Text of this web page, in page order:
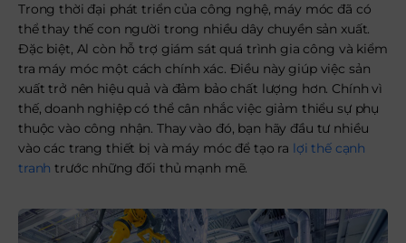
Trong thời đại phát triển của công nghệ, máy móc đã có
thể thay thế con người trong nhiều dây chuyền sản xuất.
Đặc biệt, Al còn hỗ trợ giám sát quá trình gia công và kiểm
tra máy móc một cách chính xác. Điều này giúp việc sản
xuất trở nên hiệu quả và đảm bảo chất lượng hơn. Chính vì
thế, doanh nghiệp có thể cân nhắc việc giảm thiểu sự phụ
thuộc vào công nhận. Thay vào đó, bạn hãy đầu tư nhiều
vào các trang thiết bị và máy móc để tạo ra lợi thế cạnh
tranh trước những đối thủ mạnh mẽ.